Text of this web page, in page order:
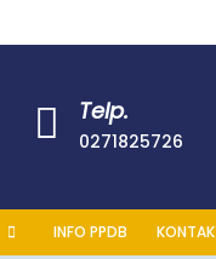
Telp.
0271825726
INFO PPDB KONTAK